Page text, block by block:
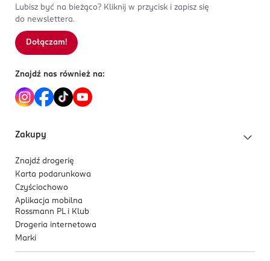
Lubisz być na bieżąco? Kliknij w przycisk i zapisz się
do newslettera.
Dołączam!
Znajdź nas również na:
Zakupy
Znajdź drogerię
Karta podarunkowa
Czyściochowo
Aplikacja mobilna
Rossmann PL i Klub
Drogeria internetowa
Marki